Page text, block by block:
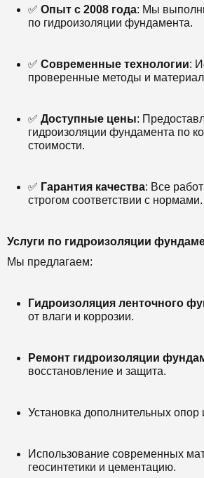
✅ Опыт с 2008 года: Мы
по гидроизоляции фундамента.
✅ Современные технологии:
проверенные методы и
✅ Доступные цены:
гидроизоляции фундамента по
стоимости.
✅ Гарантия качества: Все
строгом соответствии с нормами.
Услуги по гидроизоляции
Мы предлагаем:
Гидроизоляция ленточного
от влаги и коррозии.
Ремонт гидроизоляции
восстановление и защита.
Установка дополнительных опор
Использование современных
геосинтетики и цементацию.